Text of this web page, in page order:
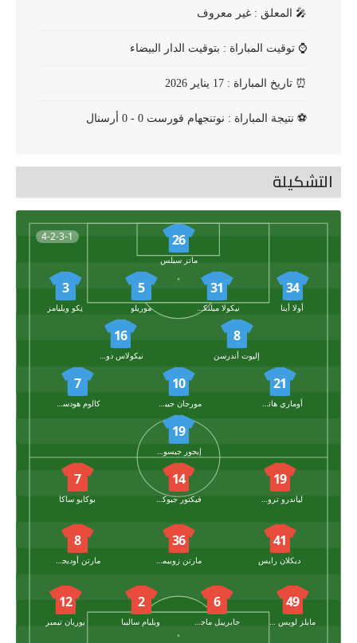
🎤 المعلق : غير معروف
⌚ توقيت المباراة : بتوقيت الدار البيضاء
⏰ تاريخ المباراة : 17 يناير 2026
⚽ نتيجة المباراة : نوتنجهام فورست 0 - 0 أرسنال
التشكيلة
4-2-3-1 26
ماتز سيلس
34
أولا أينا
31
نيكولا ميلنكوفيتش
5
موريلو
3
نِكو ويليامز
8
إليوت أندرسن
16
21
10
7
19
19
14
فيكتور جيوكيريس
7
بوكايو ساكا
41
ديكلان رايس
36
مارتن زوبيمندي
8
مارتن أوديجارد
49
مايلز لويس سكيلي
6
جابرييل ماجاليس
2
ويليام ساليبا
12
يوريان تيمبر